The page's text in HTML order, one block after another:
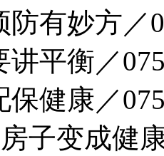
防有妙方／
讲平衡／
保健康／
子变成健